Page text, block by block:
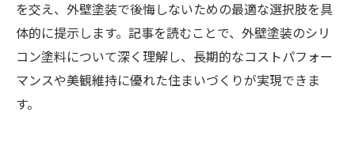
を交え、外壁塗装で後悔しないための最適な選択肢を具
体的に提示します。記事を読むことで、外壁塗装のシリ
コン塗料について深く理解し、長期的なコストパフォー
マンスや美観維持に優れた住まいづくりが実現できま
す。